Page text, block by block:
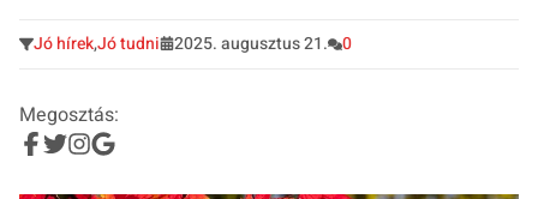
Jó hírek,Jó tudni 2025. augusztus 21. 0
Megosztás: